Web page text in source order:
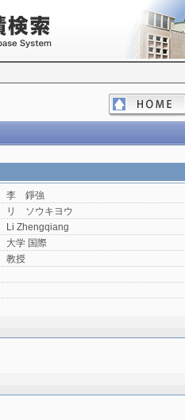
李 錚強
リ ソウキヨウ
Li Zhengqiang
大学 国際
教授